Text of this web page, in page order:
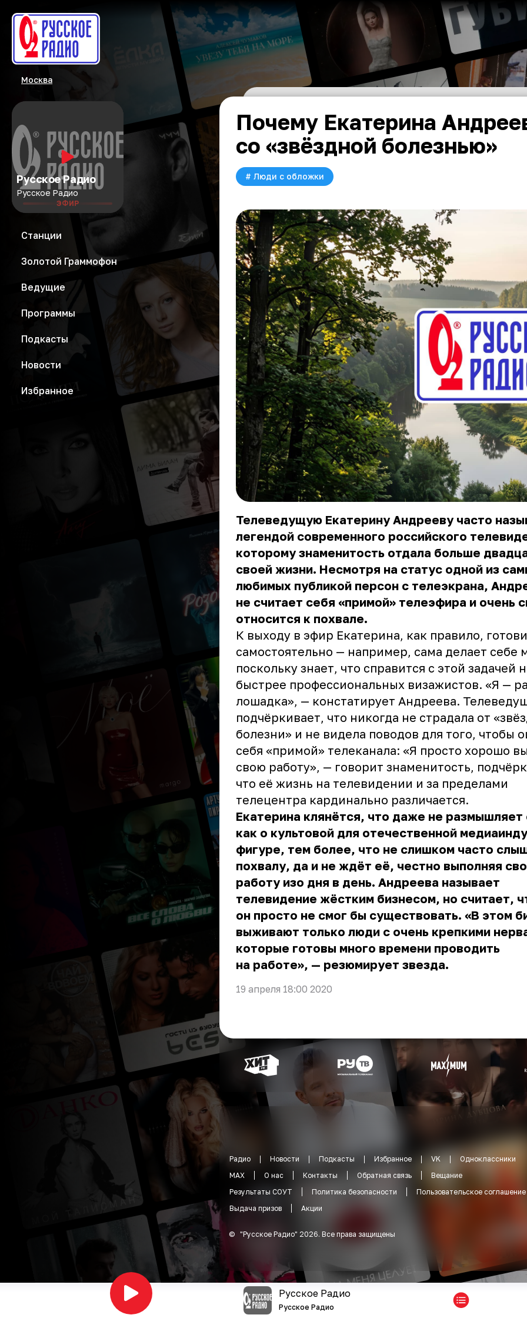
Москва
Русское Радио
Русское Радио
ЭФИР
Станции
Золотой Граммофон
Ведущие
Программы
Подкасты
Новости
Избранное
Почему Екатерина
со «звёздной болезнью»
# Люди с обложки
Телеведущую Екатерину Андрееву часто
легендой современного российского
которому знаменитость отдала больше
своей жизни. Несмотря на статус одной из
любимых публикой персон с телеэкрана,
не считает себя «примой» телеэфира и очень
относится к похвале.
К выходу в эфир Екатерина, как правило,
самостоятельно — например, сама делает себе
поскольку знает, что справится с этой задачей
быстрее профессиональных визажистов. «Я —
лошадка», — констатирует Андреева.
подчёркивает, что никогда не страдала от
болезни» и не видела поводов для того, чтобы
себя «примой» телеканала: «Я просто хорошо
свою работу», — говорит знаменитость,
что её жизнь на телевидении и за пределами
телецентра кардинально различается.
Екатерина клянётся, что даже не размышляет
как о культовой для отечественной
фигуре, тем более, что не слишком часто
похвалу, да и не ждёт её, честно выполняя
работу изо дня в день. Андреева называет
телевидение жёстким бизнесом, но считает,
он просто не смог бы существовать. «В этом
выживают только люди с очень крепкими
которые готовы много времени проводить
на работе», — резюмирует звезда.
19 апреля 18:00 2020
Радио Новости Подкасты Избранное VK
Одноклассники
MAX
О нас Контакты Обратная связь
Вещание
Результаты СОУТ
Политика безопасности
Пользовательское соглашение
Выдача призов
Акции
© "Русское Радио" 2026. Все права защищены
Русское Радио
Русское Радио